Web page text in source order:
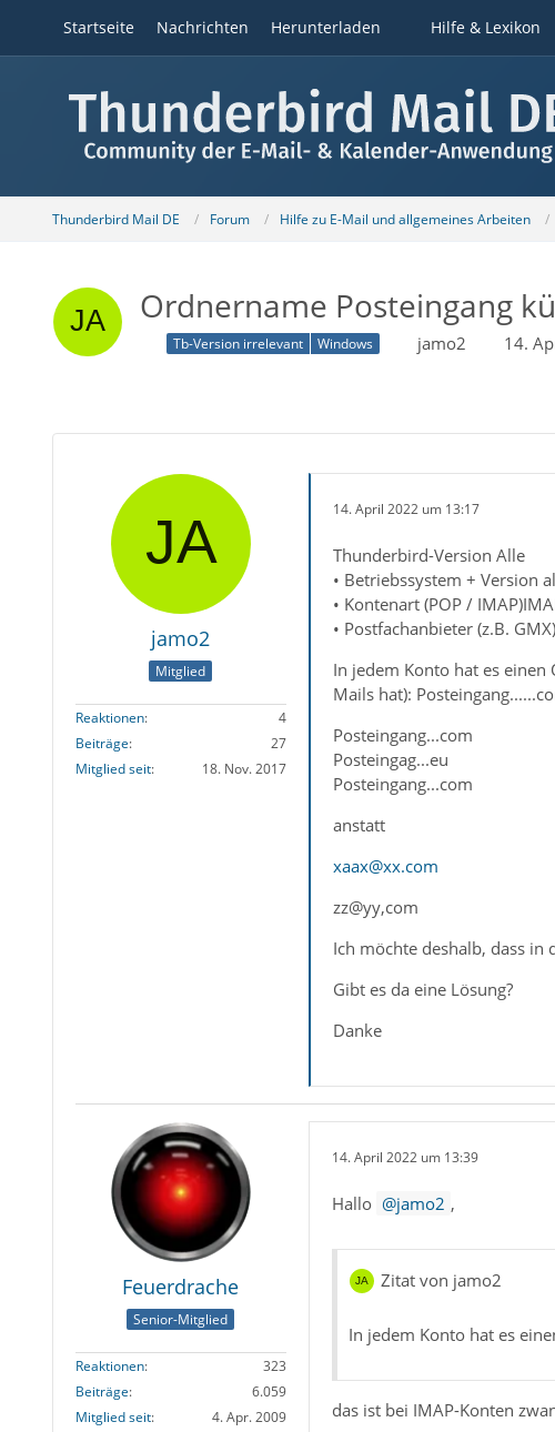
Startseite Nachrichten Herunterladen Hilfe & Lexikon
Thunderbird Mail DE Forum Hilfe zu E-Mail und allgemeines Arbeiten
Ordnername Posteingang
Tb-Version irrelevant Windows jamo2 14.
jamo2
Mitglied
Reaktionen
4
Beiträge
27
Mitglied seit
18. Nov. 2017
14. April 2022 um 13:17
Thunderbird-Version Alle
• Betriebssystem + Version
• Kontenart (POP /
• Postfachanbieter (z.B.
In jedem Konto hat es
Mails hat):
Posteingang...com
Posteingag...eu
Posteingang...com
anstatt
xaax@xx.com
zz@yy,com
Ich möchte deshalb, dass in
Gibt es da eine Lösung?
Danke
Feuerdrache
Senior-Mitglied
Reaktionen
323
Beiträge
6.059
Mitglied seit
4. Apr. 2009
14. April 2022 um 13:39
Hallo jamo2 ,
Zitat von jamo2
In jedem Konto hat es
das ist bei IMAP-Konten